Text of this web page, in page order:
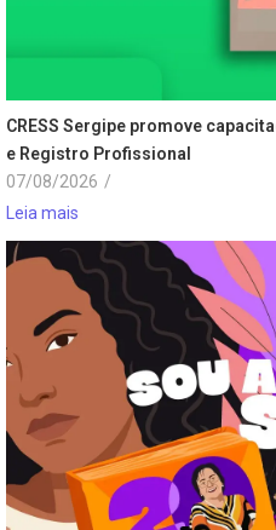
CRESS Sergipe promove
e Registro Profissional
07/08/2026 /
Leia mais